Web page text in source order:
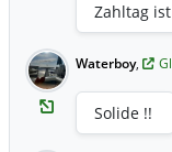
Zahltag
gewesen.
betroffen?
Waterboy,
Solide !!